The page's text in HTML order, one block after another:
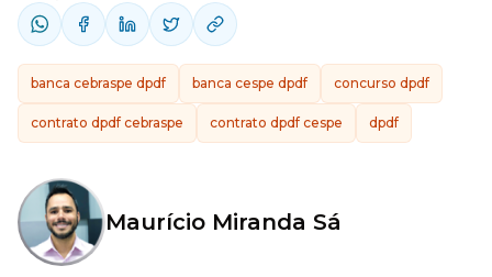
banca cebraspe dpdf banca cespe dpdf concurso dpdf
contrato dpdf cebraspe contrato dpdf cespe dpdf
Maurício Miranda Sá